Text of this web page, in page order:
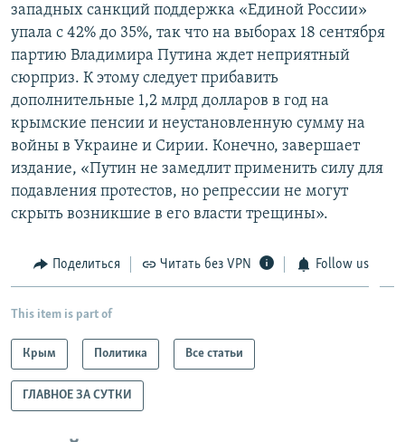
западных санкций поддержка «Единой России»
упала с 42% до 35%, так что на выборах 18 сентября
партию Владимира Путина ждет неприятный
сюрприз. К этому следует прибавить
дополнительные 1,2 млрд долларов в год на
крымские пенсии и неустановленную сумму на
войны в Украине и Сирии. Конечно, завершает
издание, «Путин не замедлит применить силу для
подавления протестов, но репрессии не могут
скрыть возникшие в его власти трещины».
Поделиться Читать без VPN Follow us
This item is part of
Крым Политика Все статьи
ГЛАВНОЕ ЗА СУТКИ